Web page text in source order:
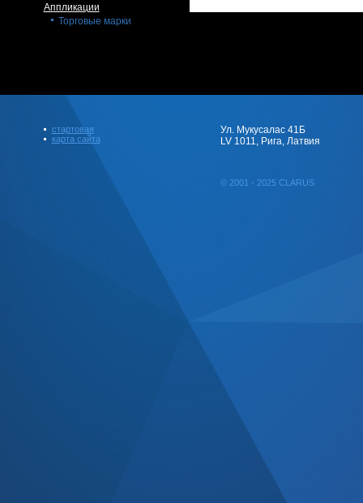
Аппликации
Торговые марки
стартовая
карта сайта
Ул. Мукусалас 41Б
LV 1011, Рига, Латвия
© 2001 - 2025 CLARUS